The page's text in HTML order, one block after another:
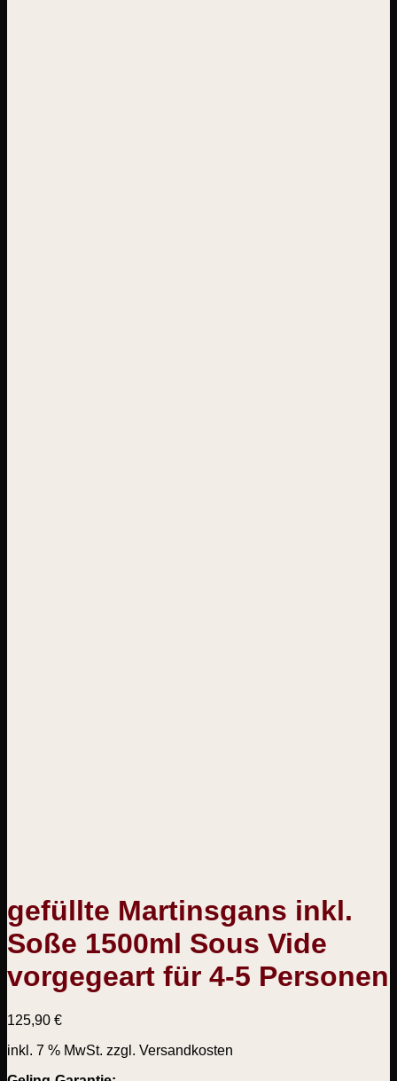
gefüllte Martinsgans inkl.
Soße 1500ml Sous Vide
vorgegeart für 4-5 Personen
125,90 €
inkl. 7 % MwSt. zzgl. Versandkosten